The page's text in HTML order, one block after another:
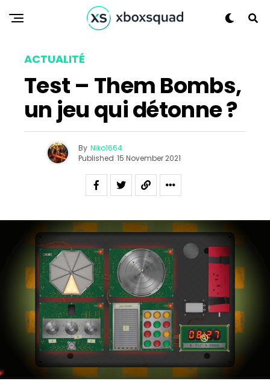
ACTUALITÉ
Test – Them Bombs,
un jeu qui détonne ?
By Niko1664
Published 15 November 2021